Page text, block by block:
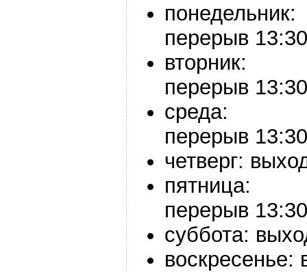
понедельник:
перерыв
вторник:
перерыв
среда:
перерыв
четверг:
пятница:
перерыв
суббота:
воскресенье: